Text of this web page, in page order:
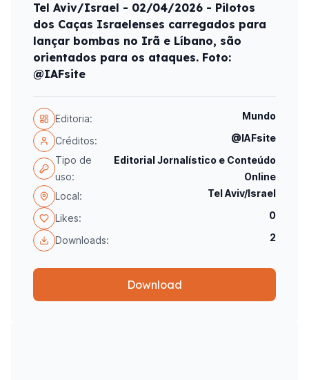
Tel Aviv/Israel - 02/04/2026 - Pilotos
dos Caças Israelenses carregados para
lançar bombas no Irã e Líbano, são
orientados para os ataques. Foto:
@IAFsite
Editoria: Mundo
Créditos:
@IAFsite
Tipo de
uso:
Editorial Jornalístico e Conteúdo
Online
Local:
Tel Aviv/Israel
Likes: 0
Downloads: 2
Download